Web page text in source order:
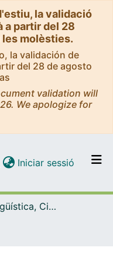
la validació
a partir del 28
molèsties.
la validación de
del 28 de agosto
validation will
We apologize for
per tot el DD
Iniciar sessió (current)
Educació Lingüística, Científica i Matemàtica